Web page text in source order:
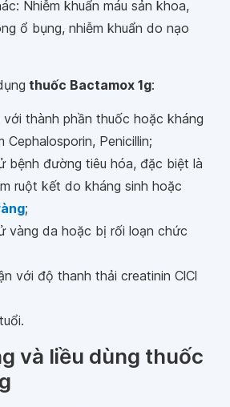
Nhiễm khuẩn máu sản khoa,
ổ bụng, nhiễm khuẩn do nạo
thuốc Bactamox 1g:
với thành phần thuốc hoặc kháng
Cephalosporin, Penicillin;
bệnh đường tiêu hóa, đặc biệt là
ruột kết do kháng sinh hoặc
;
vàng da hoặc bị rối loạn chức
với độ thanh thải creatinin ClCl
và liều dùng thuốc